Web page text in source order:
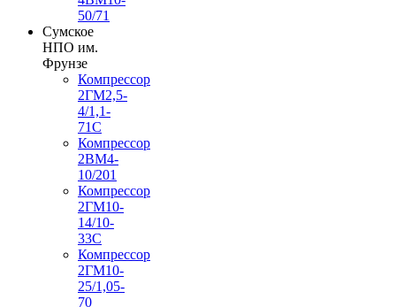
50/71
Сумское
НПО им.
Фрунзе
Компрессор
2ГМ2,5-
4/1,1-
71С
Компрессор
2ВМ4-
10/201
Компрессор
2ГМ10-
14/10-
33С
Компрессор
2ГМ10-
25/1,05-
70